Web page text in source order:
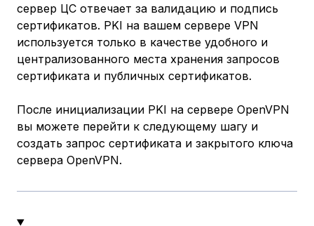
сервер ЦС отвечает за валидацию и подпись
сертификатов. PKI на вашем сервере VPN
используется только в качестве удобного и
централизованного места хранения запросов
сертификата и публичных сертификатов.
После инициализации PKI на сервере OpenVPN
вы можете перейти к следующему шагу и
создать запрос сертификата и закрытого ключа
сервера OpenVPN.